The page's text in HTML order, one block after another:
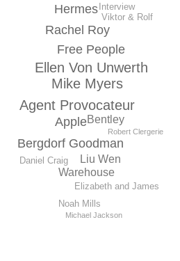
Mike Myers
Ellen Von Unwerth
Agent Provocateur
Free People
Apple
Rachel Roy
Bergdorf Goodman
Hermеs
Bentley
Liu Wen
Warehouse
Elizabeth and James
Noah Mills
Viktor & Rolf
Daniel Craig
Interview
Robert Clergerie
Michael Jackson